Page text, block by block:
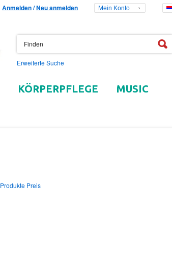
Anmelden/Neu anmelden Mein Konto
Erweiterte Suche
KÖRPERPFLEGE MUSIC
Produkte Preis